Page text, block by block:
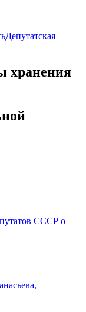
Депутатская
хранения
СССР о